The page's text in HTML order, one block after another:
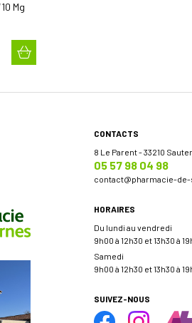
Mg
CONTACTS
8 Le Parent - 33210
05 57 98 04 98
contact@pharmacie-
HORAIRES
Du lundi au vendredi
9h00 à 12h30 et 13h30 à
Samedi
9h00 à 12h30 et 13h30 à
SUIVEZ-NOUS